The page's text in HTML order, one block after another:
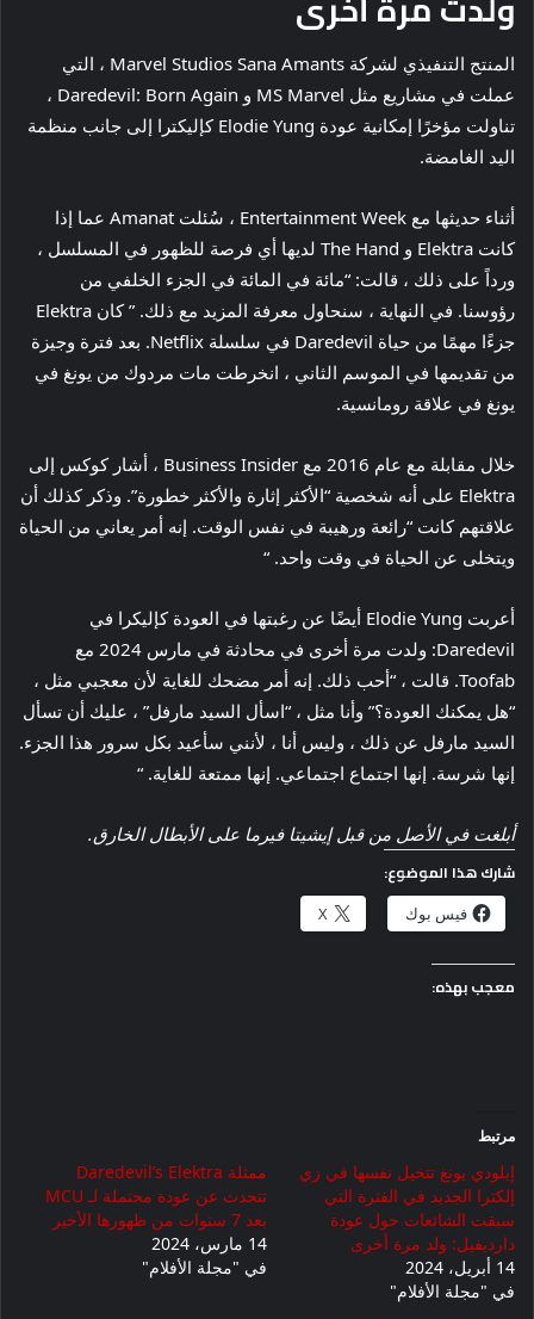
المنتج التنفيذي لشركة Marvel Studios Sana Amants ، التي
عملت في مشاريع مثل MS Marvel و Daredevil: Born Again ،
تناولت مؤخرًا إمكانية عودة Elodie Yung كإليكترا إلى جانب منظمة
اليد الغامضة.
أثناء حديثها مع Entertainment Week ، سُئلت Amanat عما إذا
كانت Elektra و The Hand لديها أي فرصة للظهور في المسلسل ،
ورداً على ذلك ، قالت: “مائة في المائة في الجزء الخلفي من
رؤوسنا. في النهاية ، سنحاول معرفة المزيد مع ذلك. ” كان Elektra
جزءًا مهمًا من حياة Daredevil في سلسلة Netflix. بعد فترة وجيزة
من تقديمها في الموسم الثاني ، انخرطت مات مردوك من يونغ في
يونغ في علاقة رومانسية.
خلال مقابلة مع عام 2016 مع Business Insider ، أشار كوكس إلى
Elektra على أنه شخصية “الأكثر إثارة والأكثر خطورة”. وذكر كذلك أن
علاقتهم كانت “رائعة ورهيبة في نفس الوقت. إنه أمر يعاني من الحياة
ويتخلى عن الحياة في وقت واحد. “
أعربت Elodie Yung أيضًا عن رغبتها في العودة كإليكرا في
Daredevil: ولدت مرة أخرى في محادثة في مارس 2024 مع
Toofab. قالت ، “أحب ذلك. إنه أمر مضحك للغاية لأن معجبي مثل ،
“هل يمكنك العودة؟” وأنا مثل ، “اسأل السيد مارفل” ، عليك أن تسأل
السيد مارفل عن ذلك ، وليس أنا ، لأنني سأعيد بكل سرور هذا الجزء.
إنها شرسة. إنها اجتماع اجتماعي. إنها ممتعة للغاية. “
أبلغت في الأصل من قبل إيشيتا فيرما على الأبطال الخارق.
شارك هذا الموضوع:
فيس بوك X
معجب بهذه:
مرتبط
إيلودي يونغ تتخيل نفسها في زي
إلكترا الجديد في الفترة التي
سبقت الشائعات حول عودة
دارديفيل: ولد مرة أخرى
14 أبريل، 2024
في "مجلة الأفلام"
ممثلة Daredevil’s Elektra
تتحدث عن عودة محتملة لـ MCU
بعد 7 سنوات من ظهورها الأخير
14 مارس، 2024
في "مجلة الأفلام"